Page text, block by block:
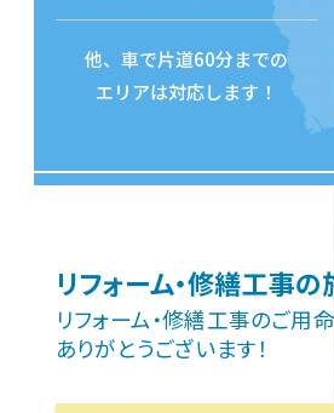
他、車で片道60分までの
エリアは対応します！
リフォーム・修繕工事
リフォーム・修繕工事のご用命
ありがとうございます！